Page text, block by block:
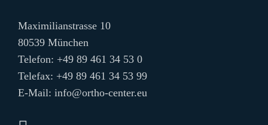
Maximilianstrasse 10
80539 München
Telefon: +49 89 461 34 53 0
Telefax: +49 89 461 34 53 99
E-Mail: info@ortho-center.eu